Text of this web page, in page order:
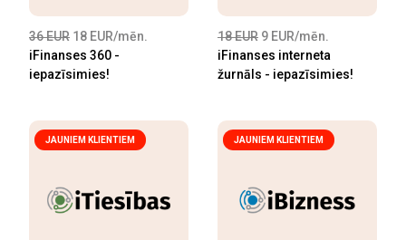
36 EUR 18 EUR/mēn.
iFinanses 360 -
iepazīsimies!
18 EUR 9 EUR/mēn.
iFinanses interneta
žurnāls - iepazīsimies!
JAUNIEM KLIENTIEM JAUNIEM KLIENTIEM